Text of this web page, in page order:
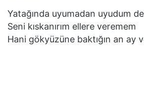
Yatağında uyumadan uyudum
Seni kıskanırım ellere veremem
Hani gökyüzüne baktığın an ay